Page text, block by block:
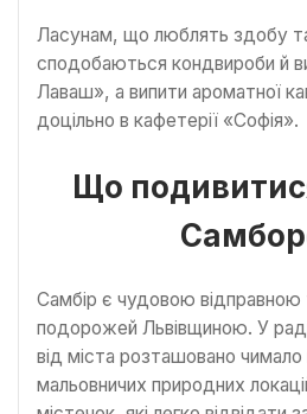
Ласунам, що люблять здобу
сподобаються кондвироби й
Лаваш», а випити ароматної
доцільно в кафетерії «Софія».
Що
Самбір є чудовою
подорожей Львівщиною. У
від міста розташовано чимало
мальовничих природних